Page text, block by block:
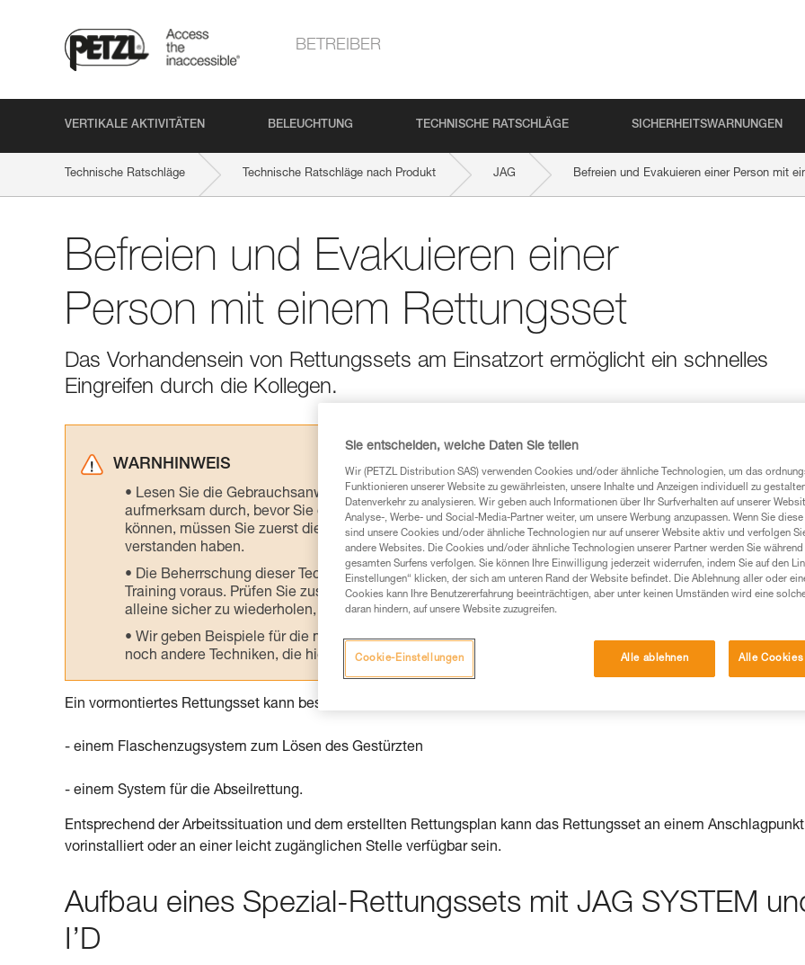
BETREIBER
VERTIKALE AKTIVITÄTEN BELEUCHTUNG TECHNISCHE RATSCHLÄGE SICHERHEITSWARNUNGEN
Technische Ratschläge Technische Ratschläge nach Produkt JAG Befreien und Evakuieren einer Person mit
Befreien und Evakuieren einer
Person mit einem Rettungsset
Das Vorhandensein von Rettungssets am Einsatzort ermöglicht ein schnelles
Eingreifen durch die Kollegen.
WARNHINWEIS
Lesen Sie die Gebrauchsanweisungen der Produkte, um die es in diesem Tech Tipp geht,
aufmerksam durch, bevor Sie diesen zu Rate ziehen. Um diese Zusatzinformationen verstehen zu
können, müssen Sie zuerst die in der Gebrauchsanweisung enthaltenen Informationen richtig
verstanden haben.
Die Beherrschung dieser Techniken setzt eine entsprechende Ausbildung und ein spezielles
Training voraus. Prüfen Sie zusammen mit einem Profi, ob Sie in der Lage sind, den Vorgang
alleine sicher zu wiederholen, bevor Sie ihn eigenständig durchführen.
Wir geben Beispiele für die mit Ihrer Aktivität verbundenen Techniken. Möglicherweise gibt es
noch andere Techniken, die hier nicht beschrieben werden.
Ein vormontiertes Rettungsset kann bestehen aus:
- einem Flaschenzugsystem zum Lösen des Gestürzten
- einem System für die Abseilrettung.
Entsprechend der Arbeitssituation und dem erstellten Rettungsplan kann das Rettungsset an einem Anschlagpunkt
vorinstalliert oder an einer leicht zugänglichen Stelle verfügbar sein.
Aufbau eines Spezial-Rettungssets mit JAG SYSTEM
I’D
Sie entscheiden, welche Daten Sie teilen
Wir (PETZL Distribution SAS) verwenden Cookies und/oder ähnliche Technologien, um das
Funktionieren unserer Website zu gewährleisten, unsere Inhalte und Anzeigen individuell zu
Datenverkehr zu analysieren. Wir geben auch Informationen über Ihr Surfverhalten auf unserer
Analyse-, Werbe- und Social-Media-Partner weiter, um unsere Werbung anzupassen. Wenn Sie
sind unsere Cookies und/oder ähnliche Technologien nur auf unserer Website aktiv und verfolgen
andere Websites. Die Cookies und/oder ähnliche Technologien unserer Partner werden Sie während
gesamten Surfens verfolgen. Sie können Ihre Einwilligung jederzeit widerrufen, indem Sie auf den
Einstellungen“ klicken, der sich am unteren Rand der Website befindet. Die Ablehnung aller oder
Cookies kann Ihre Benutzererfahrung beeinträchtigen, aber unter keinen Umständen wird eine
daran hindern, auf unsere Website zuzugreifen.
Alle ablehnen Alle
Cookie-Einstellungen